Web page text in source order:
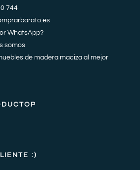
744
WhatsApp?
somos
de madera maciza al mejor
:)